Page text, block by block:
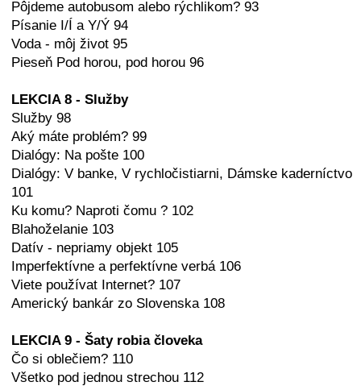
Pôjdeme autobusom alebo rýchlikom? 93
Písanie I/Í a Y/Ý 94
Voda - môj život 95
Pieseň Pod horou, pod horou 96
LEKCIA 8 - Služby
Služby 98
Aký máte problém? 99
Dialógy: Na pošte 100
Dialógy: V banke, V rychločistiarni, Dámske kaderníctvo
101
Ku komu? Naproti čomu ? 102
Blahoželanie 103
Datív - nepriamy objekt 105
Imperfektívne a perfektívne verbá 106
Viete používat Internet? 107
Americký bankár zo Slovenska 108
LEKCIA 9 - Šaty robia človeka
Čo si oblečiem? 110
Všetko pod jednou strechou 112